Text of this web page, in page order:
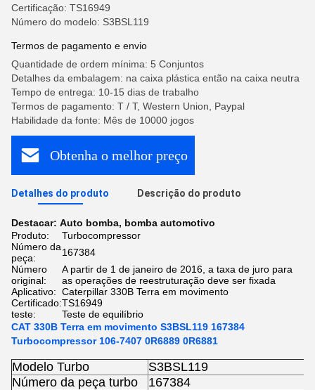
Certificação: TS16949
Número do modelo: S3BSL119
Termos de pagamento e envio
Quantidade de ordem mínima: 5 Conjuntos
Detalhes da embalagem: na caixa plástica então na caixa neutra
Tempo de entrega: 10-15 dias de trabalho
Termos de pagamento: T / T, Western Union, Paypal
Habilidade da fonte: Mês de 10000 jogos
Obtenha o melhor preço
Detalhes do produto Descrição do produto
Destacar: Auto bomba, bomba automotivo
Produto:
Turbocompressor
Número da
peça:
167384
Número
original:
A partir de 1 de janeiro de 2016, a taxa de juro para
as operações de reestruturação deve ser fixada
Aplicativo: Caterpillar 330B Terra em movimento
Certificado:TS16949
teste:
Teste de equilíbrio
CAT 330B Terra em movimento S3BSL119 167384
Turbocompressor 106-7407 0R6889 0R6881
Modelo Turbo
S3BSL119
Número da peça turbo
167384